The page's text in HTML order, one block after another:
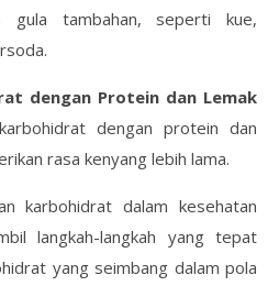
gula tambahan, seperti kue,
dengan Protein dan Lemak
karbohidrat dengan protein dan
rasa kenyang lebih lama.
karbohidrat dalam kesehatan
langkah-langkah yang tepat
yang seimbang dalam pola